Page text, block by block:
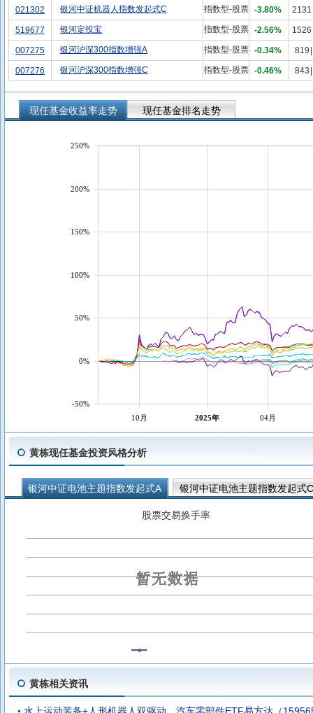
021302 银河中证机器人指数发起式C 指数型-股票 -3.80% 2131
519677 银河定投宝 指数型-股票 -2.56% 1526
007275 银河沪深300指数增强A 指数型-股票 -0.34% 819
007276 银河沪深300指数增强C 指数型-股票 -0.46% 843
现任基金收益率走势 现任基金排名走势
10月 2025年 04月
-50%
0%
50%
100%
150%
200%
250%
黄栋现任基金投资风格分析
银河中证电池主题指数发起式A
银河中证电池主题指数发起式C
银河上证国有企业红利ETF发起式联接C
股票交易换手率
黄栋相关资讯